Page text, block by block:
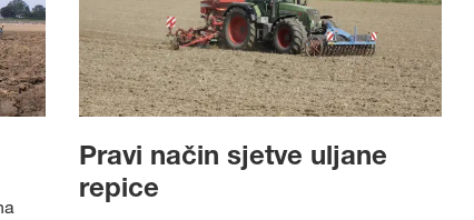
Pravi način sjetve uljane
repice